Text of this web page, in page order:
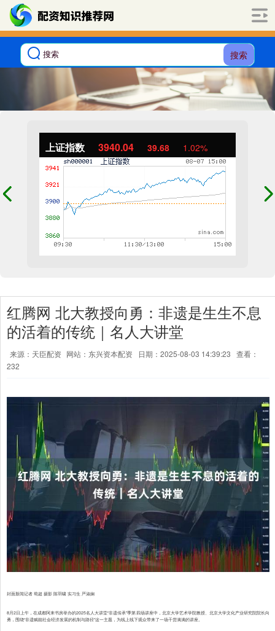
搜索
上证指数 3940.04 39.68 1.02%
红腾网 北大教授向勇：非遗是生生不息
的活着的传统｜名人大讲堂
来源：天臣配资 网站：东兴资本配资 日期：2025-08-03 14:39:23 查看：
232
封面新闻记者 荀超 摄影 陈羽啸 实习生 严淑娴
8月2日上午，在成都阿来书房举办的2025名人大讲堂“非遗传承”季第四场讲座中，北京大学艺术学院教授、北京大学文化产业研究院院长向
勇，围绕“非遗赋能社会经济发展的机制与路径”这一主题，为线上线下观众带来了一场干货满满的讲座。